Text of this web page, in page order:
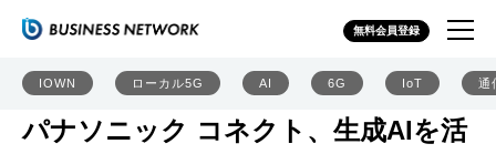
無料会員登録
IOWN ローカル5G AI 6G IoT 通
パナソニック コネクト、生成AIを活